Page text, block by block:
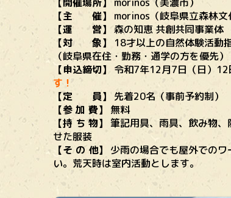
【主 催】
morinos（岐阜県立森林
【運 営】 森の知恵 共創共同事業体
【対 象】
18才以上の自然体験活動
（岐阜県在住・勤務・通学の方を優先）
【申込締切】
令和7年12月7日（日）
す！
【定 員】
先着20名（事前予約制）
【参 加 費】
無料
【持 ち 物】
筆記用具、雨具、飲み物
せた服装
【そ の 他】
少雨の場合でも屋外での
い。荒天時は室内活動とします。